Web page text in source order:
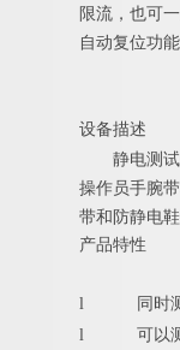
限流，也可
自动复位功
设备描述
静电测
操作员手腕
带和防静电
产品特性
l
同时
l
可以